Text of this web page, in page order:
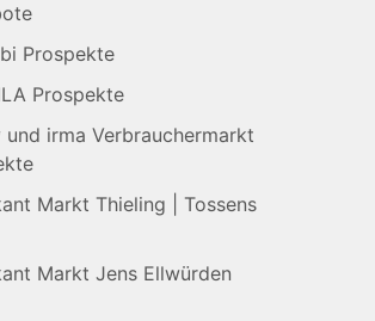
Prospekte
Prospekte
irma Verbrauchermarkt
Markt Thieling | Tossens
Markt Jens Ellwürden